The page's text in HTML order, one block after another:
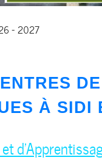
- 2027
À SIDI